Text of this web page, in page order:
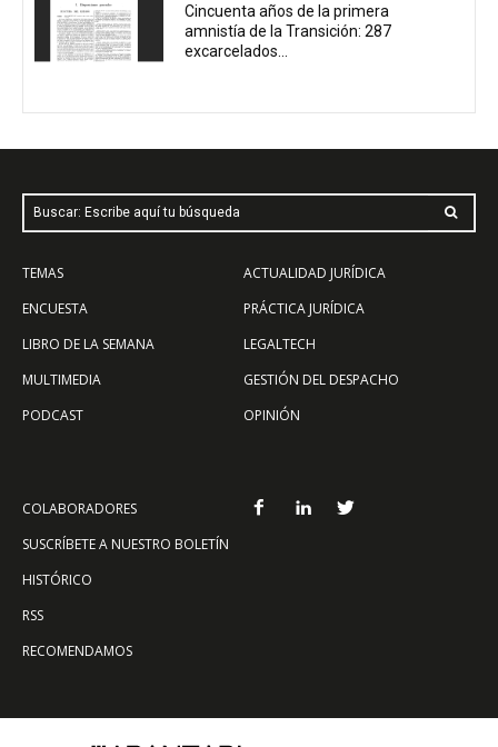
Cincuenta años de la primera
amnistía de la Transición: 287
excarcelados...
Buscar: Escribe aquí tu búsqueda
TEMAS
ENCUESTA
LIBRO DE LA SEMANA
MULTIMEDIA
PODCAST
ACTUALIDAD JURÍDICA
PRÁCTICA JURÍDICA
LEGALTECH
GESTIÓN DEL DESPACHO
OPINIÓN
COLABORADORES
SUSCRÍBETE A NUESTRO BOLETÍN
HISTÓRICO
RSS
RECOMENDAMOS